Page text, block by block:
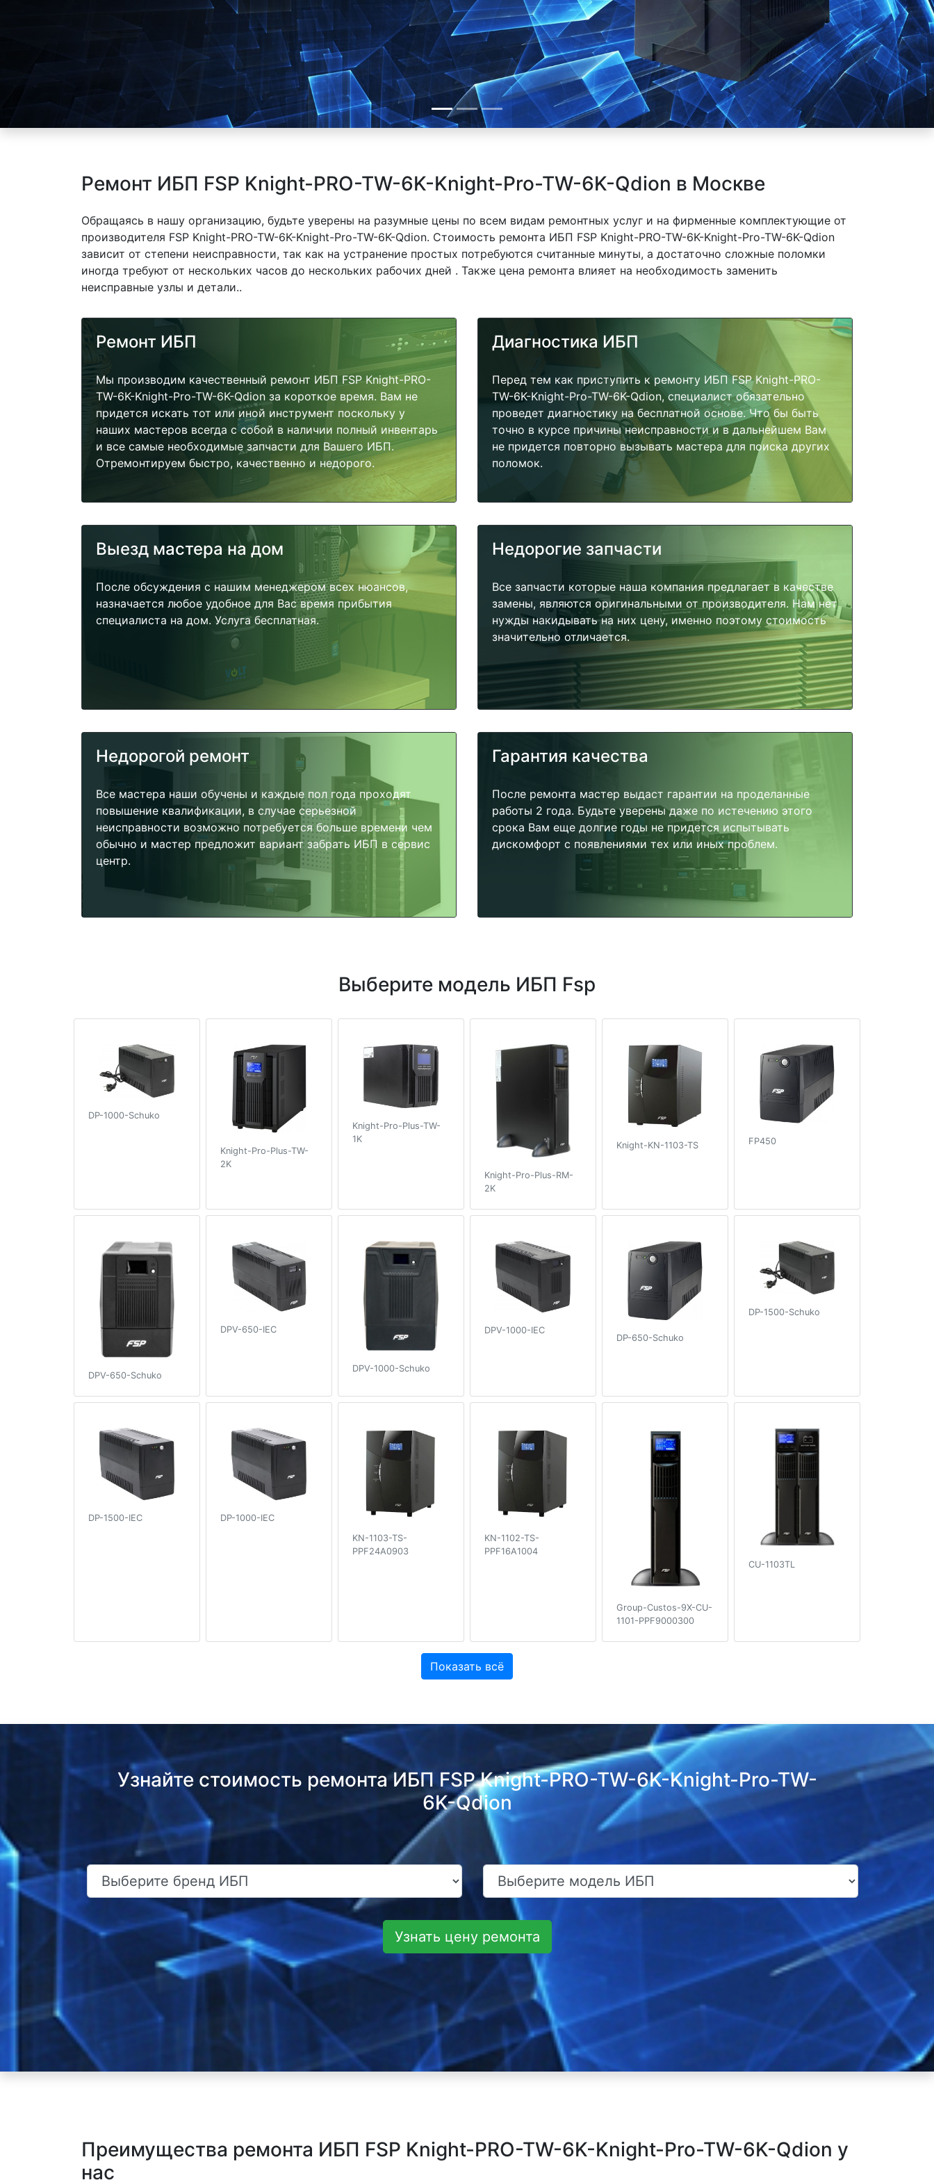
Ремонт ИБП FSP Knight-PRO-TW-6K-Knight-Pro-TW-6K-Qdion в Москве
Обращаясь в нашу организацию, будьте уверены на разумные цены по всем видам ремонтных услуг и на фирменные комплектующие от
производителя FSP Knight-PRO-TW-6K-Knight-Pro-TW-6K-Qdion. Стоимость ремонта ИБП FSP Knight-PRO-TW-6K-Knight-Pro-TW-6K-Qdion
зависит от степени неисправности, так как на устранение простых потребуются считанные минуты, а достаточно сложные поломки
иногда требуют от нескольких часов до нескольких рабочих дней . Также цена ремонта влияет на необходимость заменить
неисправные узлы и детали..
Ремонт ИБП
Мы производим качественный ремонт ИБП FSP Knight-PRO-
TW-6K-Knight-Pro-TW-6K-Qdion за короткое время. Вам не
придется искать тот или иной инструмент поскольку у
наших мастеров всегда с собой в наличии полный инвентарь
и все самые необходимые запчасти для Вашего ИБП.
Отремонтируем быстро, качественно и недорого.
Диагностика ИБП
Перед тем как приступить к ремонту ИБП FSP Knight-PRO-
TW-6K-Knight-Pro-TW-6K-Qdion, специалист обязательно
проведет диагностику на бесплатной основе. Что бы быть
точно в курсе причины неисправности и в дальнейшем Вам
не придется повторно вызывать мастера для поиска других
поломок.
Выезд мастера на дом
После обсуждения с нашим менеджером всех нюансов,
назначается любое удобное для Вас время прибытия
специалиста на дом. Услуга бесплатная.
Недорогие запчасти
Все запчасти которые наша компания предлагает в качестве
замены, являются оригинальными от производителя. Нам нет
нужды накидывать на них цену, именно поэтому стоимость
значительно отличается.
Недорогой ремонт
Все мастера наши обучены и каждые пол года проходят
повышение квалификации, в случае серьезной
неисправности возможно потребуется больше времени чем
обычно и мастер предложит вариант забрать ИБП в сервис
центр.
Гарантия качества
После ремонта мастер выдаст гарантии на проделанные
работы 2 года. Будьте уверены даже по истечению этого
срока Вам еще долгие годы не придется испытывать
дискомфорт с появлениями тех или иных проблем.
Выберите модель ИБП Fsp
DP-1000-Schuko
Knight-Pro-Plus-TW-
2K
Knight-Pro-Plus-TW-
1K
Knight-Pro-Plus-RM-
2K
Knight-KN-1103-TS FP450
DPV-650-Schuko
DPV-650-IEC
DPV-1000-Schuko
DPV-1000-IEC
DP-650-Schuko
DP-1500-Schuko
DP-1500-IEC
DP-1000-IEC
KN-1103-TS-
PPF24A0903
KN-1102-TS-
PPF16A1004
Group-Custos-9X-CU-
1101-PPF9000300
CU-1103TL
Показать всё
Узнайте стоимость ремонта ИБП FSP Knight-PRO-TW-6K-Knight-Pro-TW-
6K-Qdion
Узнать цену ремонта
Преимущества ремонта ИБП FSP Knight-PRO-TW-6K-Knight-Pro-TW-6K-Qdion у
нас